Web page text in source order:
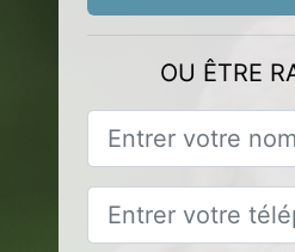
OU ÊTRE